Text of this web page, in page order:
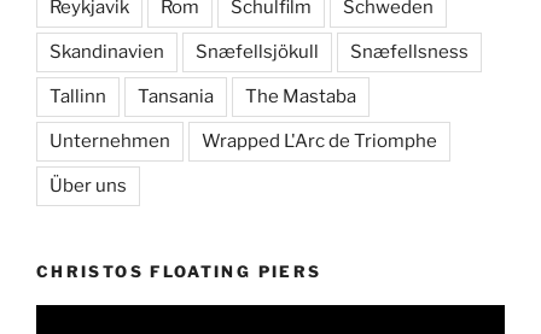
Reykjavik Rom Schulfilm Schweden
Skandinavien Snæfellsjökull Snæfellsness
Tallinn Tansania The Mastaba
Unternehmen Wrapped L'Arc de Triomphe
Über uns
CHRISTOS FLOATING PIERS